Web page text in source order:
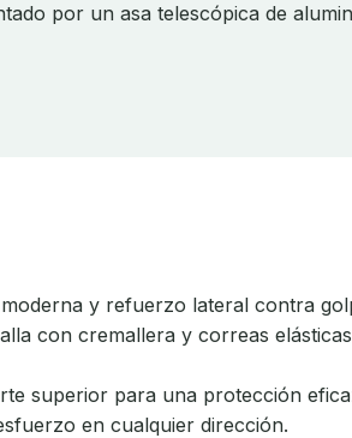
por un asa telescópica de
y refuerzo lateral contra
con cremallera y correas
superior para una protección
en cualquier dirección.